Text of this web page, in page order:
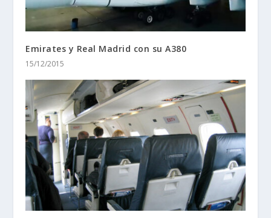
Emirates y Real Madrid con su A380
15/12/2015